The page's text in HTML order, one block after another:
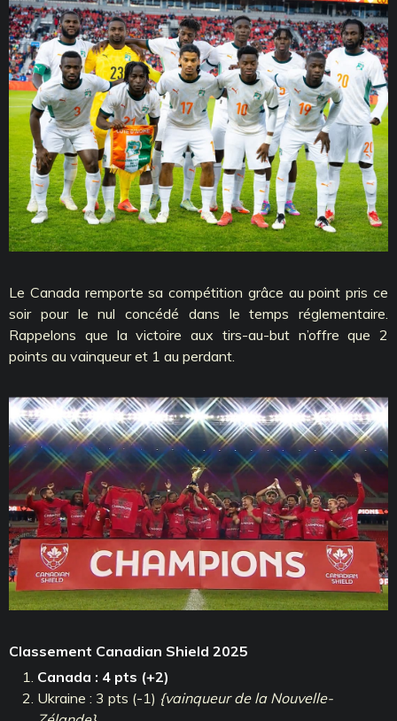
Le Canada remporte sa compétition grâce au point pris ce
soir pour le nul concédé dans le temps réglementaire.
Rappelons que la victoire aux tirs-au-but n’offre que 2
points au vainqueur et 1 au perdant.
Classement Canadian Shield 2025
Canada : 4 pts (+2)
Ukraine : 3 pts (-1) {vainqueur de la Nouvelle-